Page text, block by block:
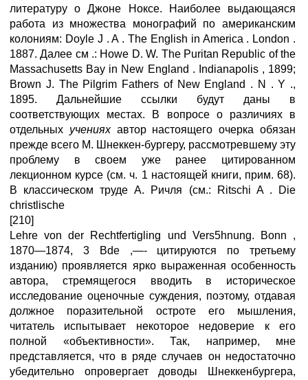
литературу о Джоне Ноксе. Наиболее выдающаяся
работа из множества монографий по американским
колониям: Doyle J . A . The English in America . London .
1887. Далее см .: Howe D. W. The Puritan Republic of the
Massachusetts Bay in New England . Indianapolis , 1899;
Brown J. The Pilgrim Fathers of New England . N . Y .,
1895. Дальнейшие ссылки будут даны в
соответствующих местах. В вопросе о различиях в
отдельных учениях автор настоящего очерка обязан
прежде всего M. Шнеккен-бургеру, рассмотревшему эту
проблему в своем уже ранее цитированном
лекционном курсе (см. ч. 1 настоящей книги, прим. 68).
В классическом труде А. Ричля (см.: Ritschi A . Die
christlische
[210]
Lehre von der Rechtfertigling und Vers5hnung. Bonn ,
1870—1874, 3 Bde ,—- цитируются по третьему
изданию) проявляется ярко выраженная особенность
автора, стремящегося вводить в историческое
исследование оценочные суждения, поэтому, отдавая
должное поразительной остроте его мышления,
читатель испытывает некоторое недоверие к его
полной «объективности». Так, например, мне
представляется, что в ряде случаев он недостаточно
убедительно опровергает доводы Шнеккенбургера,